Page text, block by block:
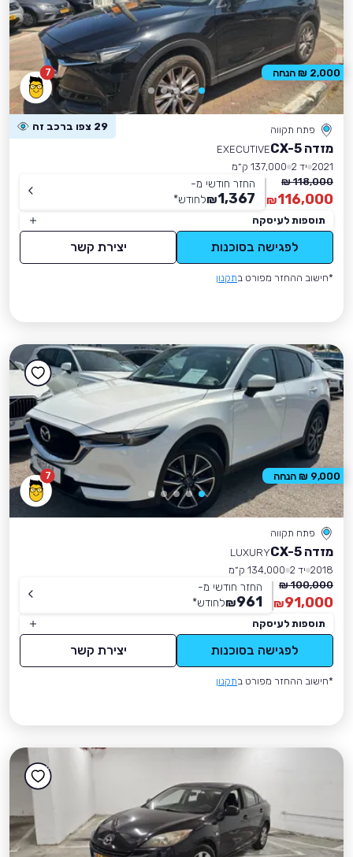
7
פתח תקווה 29 צפו ברכב זה
מזדה CX-5
EXECUTIVE
2021 יד 2
137,000 ק״מ
118,000 ₪
116,000
₪
החזר חודשי מ-
1,367
₪לחודש*
תוספות לעיסקה
לפגישה בסוכנות יצירת קשר
*חישוב ההחזר מפורט בתקנון
2,000 ₪ הנחה
7
פתח תקווה
מזדה CX-5
LUXURY
2018 יד 2
134,000 ק״מ
100,000 ₪
91,000
₪
החזר חודשי מ-
961
₪לחודש*
תוספות לעיסקה
לפגישה בסוכנות יצירת קשר
*חישוב ההחזר מפורט בתקנון
9,000 ₪ הנחה